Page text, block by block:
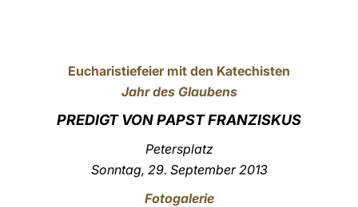
LATINE
Eucharistiefeier mit den Katechisten
Jahr des Glaubens
PREDIGT VON PAPST FRANZISKUS
Petersplatz
Sonntag, 29. September 2013
Fotogalerie